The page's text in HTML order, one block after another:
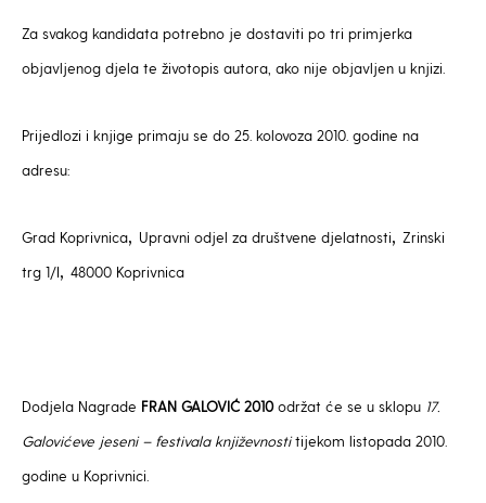
Za svakog kandidata potrebno je dostaviti po tri primjerka
objavljenog djela te životopis autora, ako nije objavljen u knjizi.
Prijedlozi i knjige primaju se do 25. kolovoza 2010. godine na
adresu:
Grad Koprivnica, Upravni odjel za društvene djelatnosti, Zrinski
trg 1/I, 48000 Koprivnica
Dodjela Nagrade FRAN GALOVIĆ 2010održat će se u sklopu 17.
Galovićeve jeseni – festivala književnostitijekom listopada 2010.
godine u Koprivnici.